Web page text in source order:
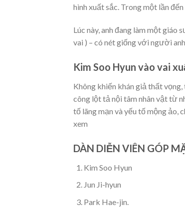
hình xuất sắc. Trong một lần
Lúc này, anh đang làm một giáo
vai ) – có nét giống với người
Kim Soo Hyun vào vai
Không khiến khán giả thất
công lột tả nội tâm nhân vật từ
tố lãng mạn và yếu tố mộng
xem
DÀN DIỄN VIÊN GÓP
Kim Soo Hyun
Jun Ji-hyun
Park Hae-jin.